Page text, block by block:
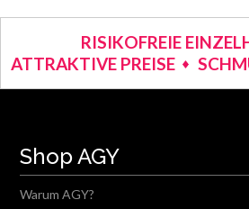
RISIKOFREIE
ATTRAKTIVE PREISE
Shop AGY
Warum AGY?